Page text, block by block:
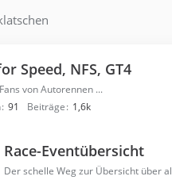
Speed, NFS, GT4
von Autorennen ...
91 Beiträge 1,6k
Race-Eventübersicht
Der schelle Weg zur Übersicht über